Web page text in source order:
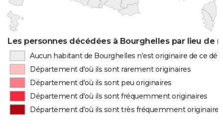
Les personnes décédées à Bourghelles par lieu de
Aucun habitant de Bourghelles n'est originaire de ce
Département d'où ils sont rarement originaires
Département d'où ils sont peu originaires
Département d'où ils sont fréquemment originaires
Département d'où ils sont très fréquemment originaires